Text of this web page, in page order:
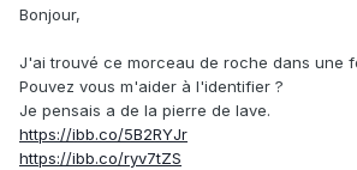
Bonjour,
J'ai trouvé ce morceau de roche dans une
Pouvez vous m'aider à l'identifier ?
Je pensais a de la pierre de lave.
https://ibb.co/5B2RYJr
https://ibb.co/ryv7tZS